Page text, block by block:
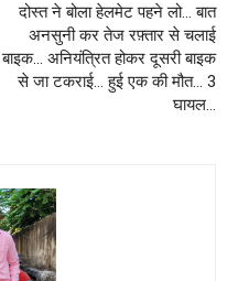
दोस्त ने बोला हेलमेट पहने लो… बात
अनसुनी कर तेज रफ़्तार से चलाई
बाइक… अनियंत्रित होकर दूसरी बाइक
से जा टकराई… हुई एक की मौत… 3
घायल…